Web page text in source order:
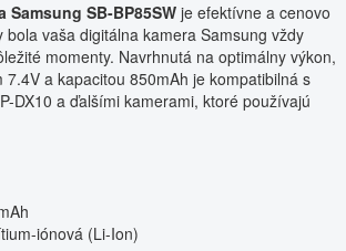
SB-BP85SW je efektívne a cenovo
bola vaša digitálna kamera Samsung vždy
momenty. Navrhnutá na optimálny výkon,
a kapacitou 850mAh je kompatibilná s
DX10 a ďalšími kamerami, ktoré používajú
iónová (Li-Ion)